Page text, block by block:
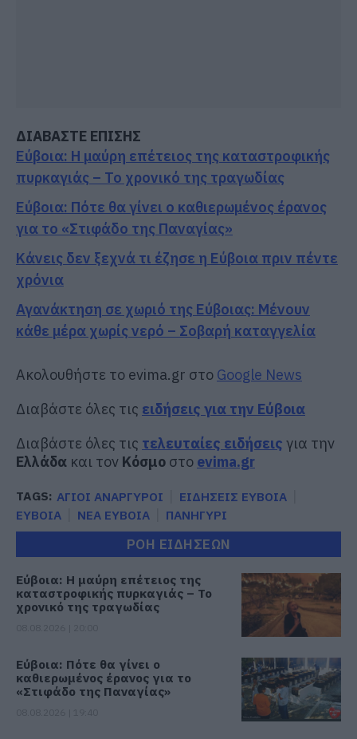
ΔΙΑΒΑΣΤΕ ΕΠΙΣΗΣ
Εύβοια: Η μαύρη επέτειος της καταστροφικής
πυρκαγιάς – Το χρονικό της τραγωδίας
Εύβοια: Πότε θα γίνει ο καθιερωμένος έρανος
για το «Στιφάδο της Παναγίας»
Κάνεις δεν ξεχνά τι έζησε η Εύβοια πριν πέντε
χρόνια
Αγανάκτηση σε χωριό της Εύβοιας: Μένουν
κάθε μέρα χωρίς νερό – Σοβαρή καταγγελία
Ακολουθήστε το evima.gr στο Google News
Διαβάστε όλες τις ειδήσεις για την Εύβοια
Διαβάστε όλες τις τελευταίες ειδήσεις για την
Ελλάδα και τον Κόσμο στο evima.gr
TAGS: ΑΓΙΟΙ ΑΝΑΡΓΥΡΟΙ
ΕΙΔΗΣΕΙΣ ΕΥΒΟΙΑ
ΕΥΒΟΙΑ
ΝΕΑ ΕΥΒΟΙΑ ΠΑΝΗΓΥΡΙ
ΡΟΗ ΕΙΔΗΣΕΩΝ
Εύβοια: Η μαύρη επέτειος της
καταστροφικής πυρκαγιάς – Το
χρονικό της τραγωδίας
Εύβοια: Πότε θα γίνει ο
καθιερωμένος έρανος για το
«Στιφάδο της Παναγίας»